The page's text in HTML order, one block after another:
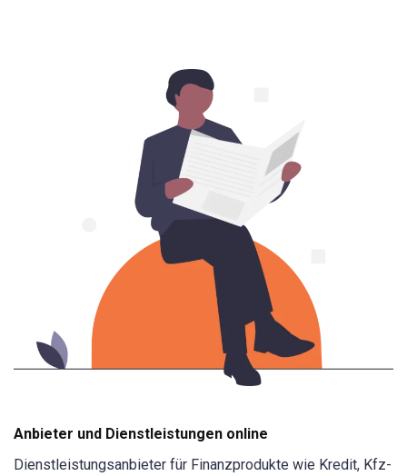
Anbieter und Dienstleistungen online
Dienstleistungsanbieter für Finanzprodukte wie Kredit, Kfz-